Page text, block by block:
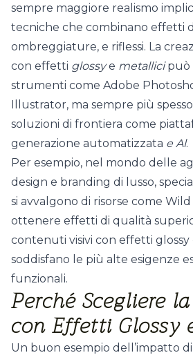
sempre maggiore realismo
tecniche che combinano effetti
ombreggiature, e riflessi. La
con effetti glossye metallicipuò
strumenti come Adobe
Illustrator, ma sempre più
soluzioni di frontiera come
generazione automatizzata e Al.
Per esempio, nel mondo delle
design e branding di lusso,
si avvalgono di risorse come
ottenere effetti di qualità
contenuti visivi con effetti glossy
soddisfano le più alte esigenze
funzionali.
Perché Scegliere
con Effetti Glossy
Un buon esempio dell’impatto